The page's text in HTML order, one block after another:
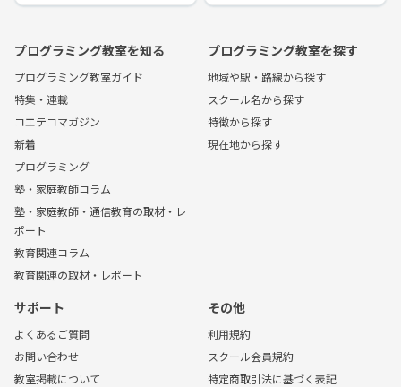
プログラミング教室を知る
プログラミング教室ガイド
特集・連載
コエテコマガジン
新着
プログラミング
塾・家庭教師コラム
塾・家庭教師・通信教育の取材・レ
ポート
教育関連コラム
教育関連の取材・レポート
プログラミング教室を探す
地域や駅・路線から探す
スクール名から探す
特徴から探す
現在地から探す
サポート
よくあるご質問
お問い合わせ
教室掲載について
その他
利用規約
スクール会員規約
特定商取引法に基づく表記